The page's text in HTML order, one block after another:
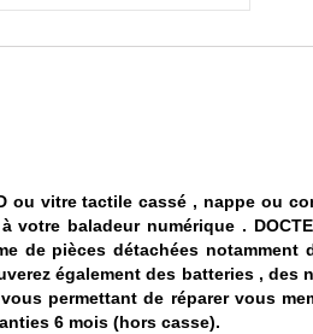
ou vitre tactile cassé , nappe ou
votre baladeur numérique .
de pièces détachées notamment
également des batteries , des
permettant de réparer vous
6 mois (hors casse).